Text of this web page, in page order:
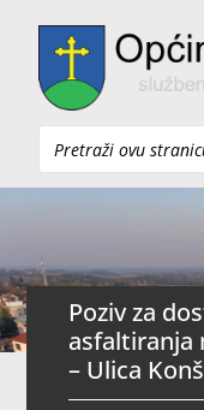
Pretraži
Poziv za
asfaltiranja
– Ulica